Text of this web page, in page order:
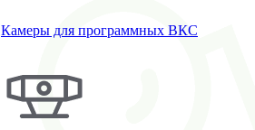
Камеры для программных ВКС